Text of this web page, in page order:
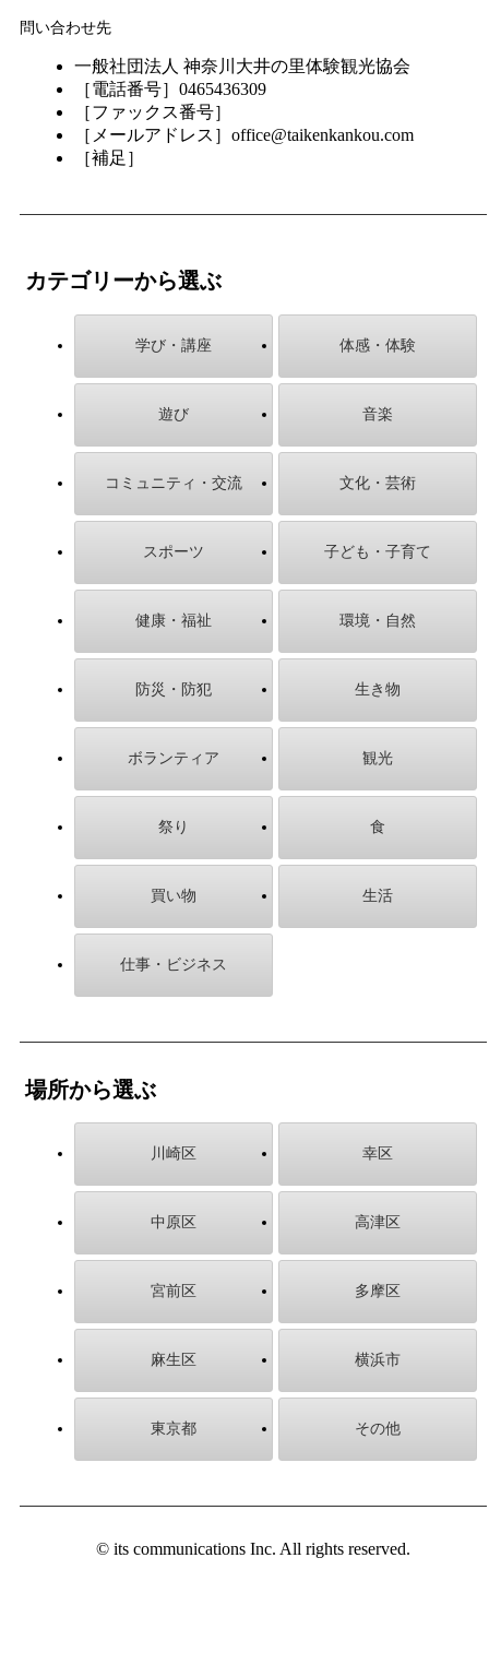
問い合わせ先
一般社団法人 神奈川大井の里体験観光協会
［電話番号］0465436309
［ファックス番号］
［メールアドレス］office@taikenkankou.com
［補足］
カテゴリーから選ぶ
学び・講座 体感・体験
遊び 音楽
コミュニティ・交流 文化・芸術
スポーツ 子ども・子育て
健康・福祉 環境・自然
防災・防犯 生き物
ボランティア 観光
祭り 食
買い物 生活
仕事・ビジネス
場所から選ぶ
川崎区 幸区
中原区 高津区
宮前区 多摩区
麻生区 横浜市
東京都 その他
© its communications Inc. All rights reserved.